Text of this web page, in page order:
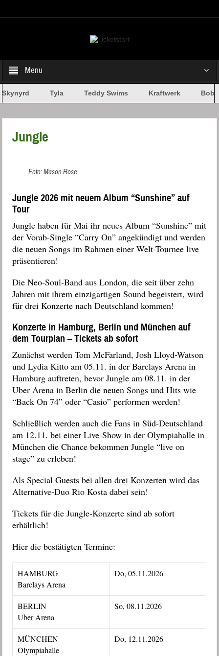
Menu
Tyla Teddy Swims Kraftwerk Bob
Jungle
Foto: Mason Rose
Jungle 2026 mit neuem Album “Sunshine” auf
Tour
Jungle haben für Mai ihr neues Album “Sunshine” mit
der Vorab-Single “Carry On” angekündigt und werden
die neuen Songs im Rahmen einer Welt-Tournee live
präsentieren!
Die Neo-Soul-Band aus London, die seit über zehn
Jahren mit ihrem einzigartigen Sound begeistert, wird
für drei Konzerte nach Deutschland kommen!
Konzerte in Hamburg, Berlin und München auf
dem Tourplan – Tickets ab sofort
Zunächst werden Tom McFarland, Josh Lloyd-Watson
und Lydia Kitto am 05.11. in der Barclays Arena in
Hamburg auftreten, bevor Jungle am 08.11. in der
Uber Arena in Berlin die neuen Songs und Hits wie
“Back On 74” oder “Casio” performen werden!
Schließlich werden auch die Fans in Süd-Deutschland
am 12.11. bei einer Live-Show in der Olympiahalle in
München die Chance bekommen Jungle “live on
stage” zu erleben!
Als Special Guests bei allen drei Konzerten wird das
Alternative-Duo Rio Kosta dabei sein!
Tickets für die Jungle-Konzerte sind ab sofort
erhältlich!
Hier die bestätigten Termine:
HAMBURG
Barclays Arena
Do, 05.11.2026
BERLIN
Uber Arena
So, 08.11.2026
MÜNCHEN
Olympiahalle
Do, 12.11.2026